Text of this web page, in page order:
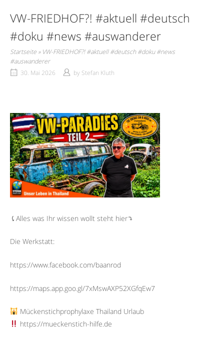
VW-FRIEDHOF?! #aktuell #deutsch
#doku #news #auswanderer
Startseite » VW-FRIEDHOF?! #aktuell #deutsch #doku #news
#auswanderer
30. Mai 2026
by Stefan Kluth
⤹Alles was Ihr wissen wollt steht hier⤵︎
Die Werkstatt:
https://www.facebook.com/baanrod
https://maps.app.goo.gl/7xMswAXP52XGfqEw7
Mückenstichprophylaxe Thailand Urlaub
https://mueckenstich-hilfe.de